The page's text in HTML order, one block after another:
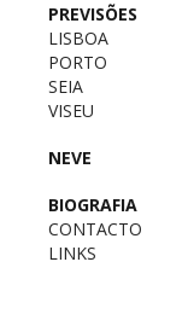
PREVISÕES
LISBOA
PORTO
SEIA
VISEU
NEVE
BIOGRAFIA
CONTACTO
LINKS